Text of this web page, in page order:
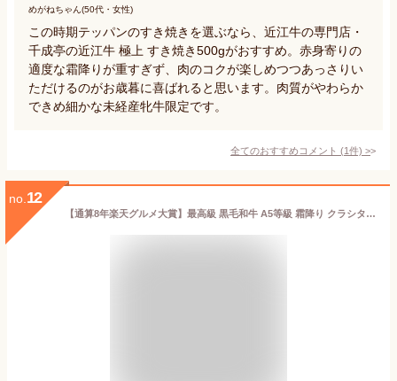
めがねちゃん(50代・女性)
この時期テッパンのすき焼きを選ぶなら、近江牛の専門店・
千成亭の近江牛 極上 すき焼き500gがおすすめ。赤身寄りの
適度な霜降りが重すぎず、肉のコクが楽しめつつあっさりい
ただけるのがお歳暮に喜ばれると思います。肉質がやわらか
できめ細かな未経産牝牛限定です。
全てのおすすめコメント (1件) >
no. 12
【通算8年楽天グルメ大賞】最高級 黒毛和牛 A5等級 霜降り クラシタロース スライス 500g【 お歳暮 送料無料 御歳暮 冬ギフト 肉 牛肉 お肉 ギフト 内祝い すき焼き 和牛 しゃぶしゃぶ 誕生日プレゼント お取り寄せグルメ 食べ物 肩ロース お中元 贈り物 】